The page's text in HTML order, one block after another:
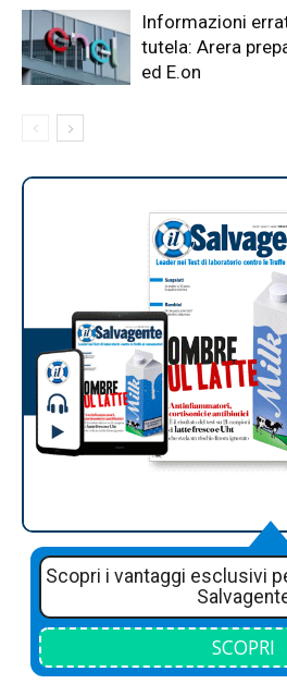
Informazioni
tutela: Arera
ed E.on
Scopri i vantaggi esclusivi
SCOPRI